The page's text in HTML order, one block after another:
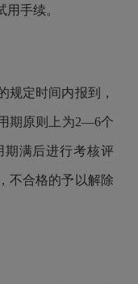
手续。
规定时间内报到，
期原则 上 为2—6个
期满后进行考核评
不合格的予以解除